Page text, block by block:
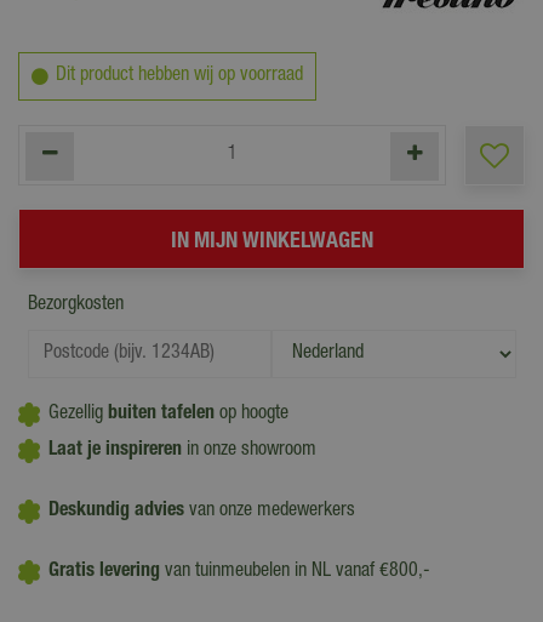
Dit product hebben wij op voorraad
Bezorgkosten
Gezellig buiten tafelen op hoogte
Laat je inspireren in onze showroom
Deskundig advies van onze medewerkers
Gratis levering van tuinmeubelen in NL vanaf €800,-